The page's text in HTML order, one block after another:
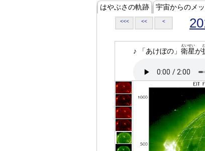
はやぶさの軌跡 宇宙からのメ
<<< << <
♪ 「あけぼの」 衛星
えいせい
が